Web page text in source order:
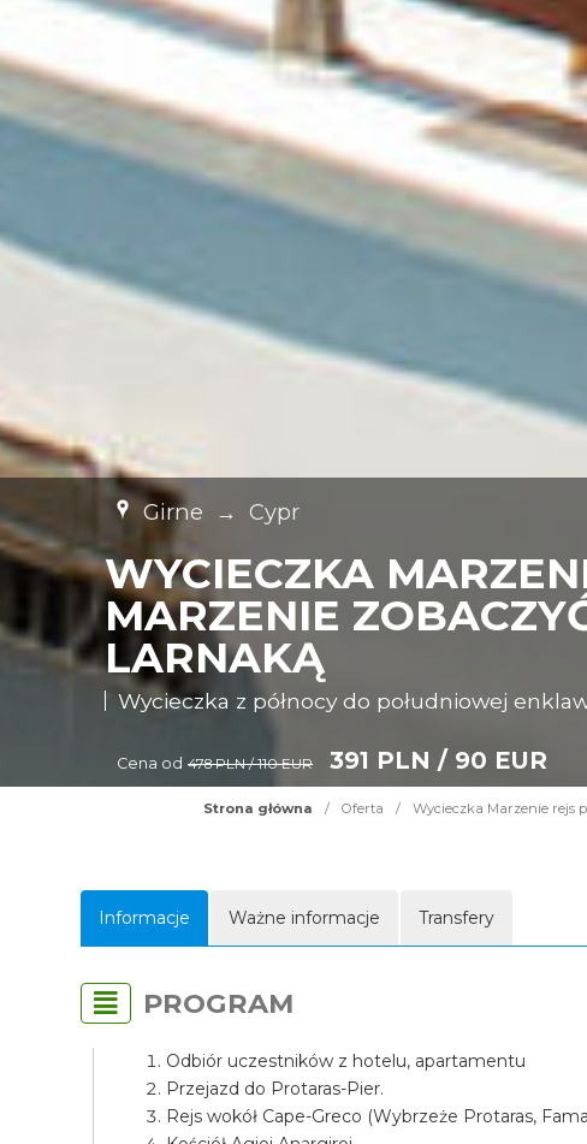
Girne → Cypr
WYCIECZKA
MARZENIE
LARNAKĄ
Wycieczka z północy do południowej
Cena od 478 PLN / 110 EUR 391 PLN / 90 EUR
Strona główna / Oferta / Wycieczka Marzenie rejs
Informacje Ważne informacje Transfery
PROGRAM
Odbiór uczestników z hotelu, apartamentu
Przejazd do Protaras-Pier.
Rejs wokół Cape-Greco (Wybrzeże Protaras,